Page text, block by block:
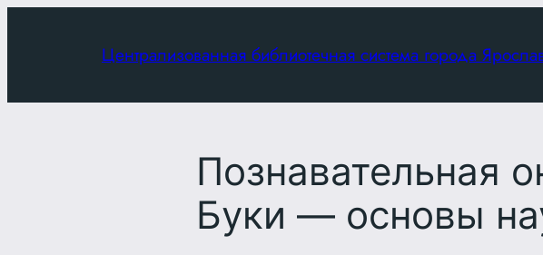
Централизованная библиотечная система города
Познавательная
Буки — основы